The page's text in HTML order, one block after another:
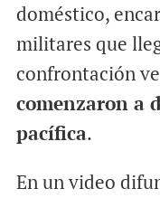
doméstico,
militares que
confrontación
comenzaron a
pacífica.
En un video